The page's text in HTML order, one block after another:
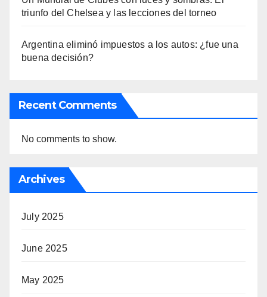
triunfo del Chelsea y las lecciones del torneo
Argentina eliminó impuestos a los autos: ¿fue una
buena decisión?
Recent Comments
No comments to show.
Archives
July 2025
June 2025
May 2025